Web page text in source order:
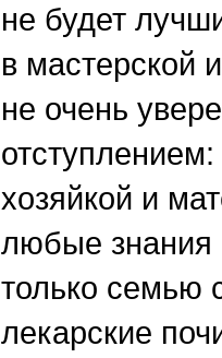
не будет
в мастерской
не очень
хозяйкой и
любые знания
только семью
лекарские